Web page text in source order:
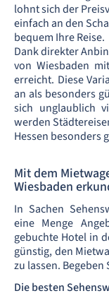
lohnt sich der
einfach an den
bequem Ihre Reise.
Dank direkter
von Wiesbaden
erreicht. Diese
an als besonders
sich unglaublich
werden
Hessen besonders
Mit dem
Wiesbaden
In Sachen
eine Menge
gebuchte Hotel in
günstig, den
zu lassen.
Die besten